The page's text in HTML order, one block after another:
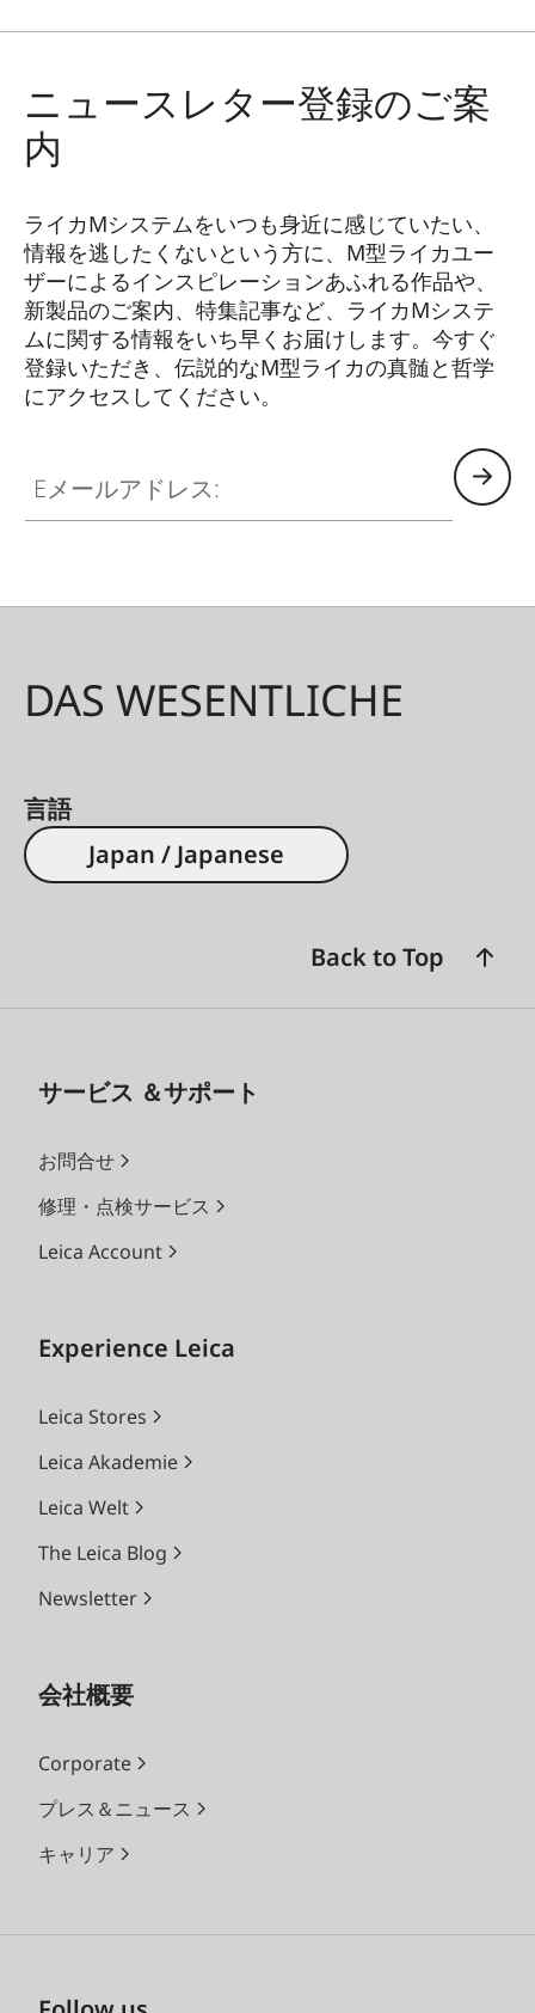
ニュースレター登録のご案
内
ライカMシステムをいつも身近に感じていたい、
情報を逃したくないという方に、M型ライカユー
ザーによるインスピレーションあふれる作品や、
新製品のご案内、特集記事など、ライカMシステ
ムに関する情報をいち早くお届けします。今すぐ
登録いただき、伝説的なM型ライカの真髄と哲学
にアクセスしてください。
DAS WESENTLICHE
言語
Japan / Japanese
Back to Top
サービス ＆サポート
お問合せ
修理・点検サービス
Leica Account
Experience Leica
Leica Stores
Leica Akademie
Leica Welt
The Leica Blog
Newsletter
会社概要
Corporate
プレス＆ニュース
キャリア